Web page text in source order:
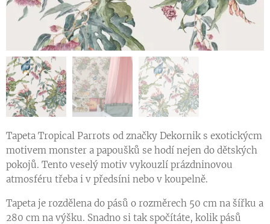
Tapeta Tropical Parrots od značky Dekornik s exotickýcm
motivem monster a papoušků se hodí nejen do dětských
pokojů. Tento veselý motiv vykouzlí prázdninovou
atmosféru třeba i v předsíni nebo v koupelně.
Tapeta je rozdělena do pásů o rozměrech 50 cm na šířku a
280 cm na výšku. Snadno si tak spočítáte, kolik pásů